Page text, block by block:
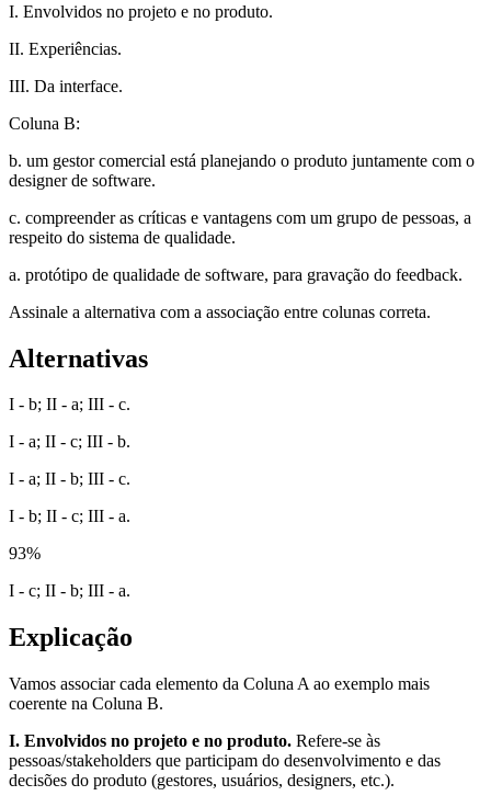
I. Envolvidos no projeto e no produto.
II. Experiências.
III. Da interface.
Coluna B:
b. um gestor comercial está planejando o produto juntamente com o
designer de software.
c. compreender as críticas e vantagens com um grupo de pessoas, a
respeito do sistema de qualidade.
a. protótipo de qualidade de software, para gravação do feedback.
Assinale a alternativa com a associação entre colunas correta.
Alternativas
I - b; II - a; III - c.
I - a; II - c; III - b.
I - a; II - b; III - c.
I - b; II - c; III - a.
93%
I - c; II - b; III - a.
Explicação
Vamos associar cada elemento da Coluna A ao exemplo mais
coerente na Coluna B.
I. Envolvidos no projeto e no produto. Refere-se às
pessoas/stakeholders que participam do desenvolvimento e das
decisões do produto (gestores, usuários, designers, etc.).